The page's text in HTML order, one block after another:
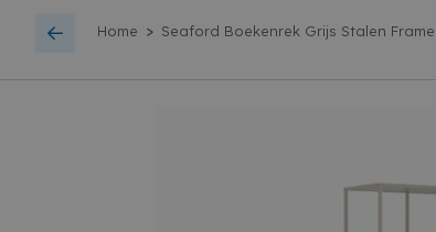
Home > Seaford Boekenrek Grijs Stalen Frame